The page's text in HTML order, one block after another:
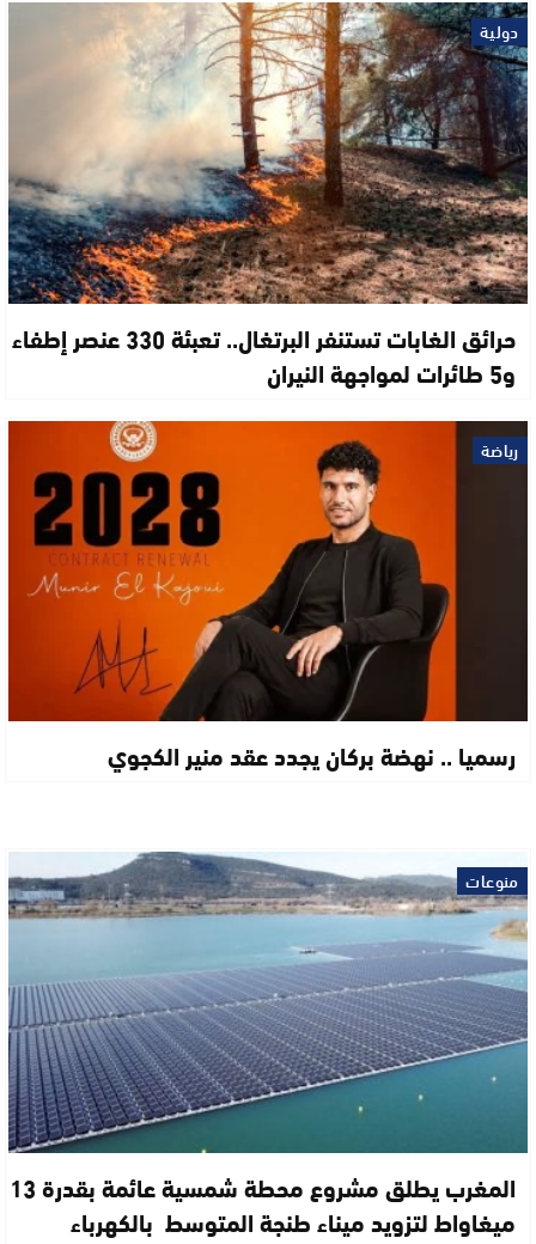
دولية
حرائق الغابات تستنفر البرتغال.. تعبئة 330 عنصر إطفاء
و5 طائرات لمواجهة النيران
رياضة
رسميا .. نهضة بركان يجدد عقد منير الكجوي
منوعات
المغرب يطلق مشروع محطة شمسية عائمة بقدرة 13
ميغاواط لتزويد ميناء طنجة المتوسط بالكهرباء